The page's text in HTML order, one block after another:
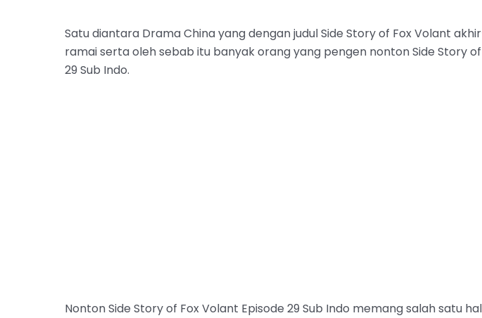
Satu diantara Drama China yang dengan judul Side Story of Fox Volant
ramai serta oleh sebab itu banyak orang yang pengen nonton Side Story
29 Sub Indo.
Nonton Side Story of Fox Volant Episode 29 Sub Indo memang salah satu